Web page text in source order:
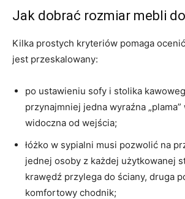
Jak dobrać rozmiar mebli
Kilka prostych kryteriów pomaga
jest przeskalowany:
po ustawieniu sofy i stolika
przynajmniej jedna wyraźna „plama”
widoczna od wejścia;
łóżko w sypialni musi pozwolić na
jednej osoby z każdej użytkowanej
krawędź przylega do ściany, druga
komfortowy chodnik;